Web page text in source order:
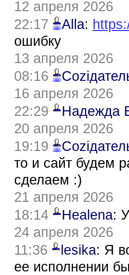
12 апреля 2026
22:17
Alla:
ошибку
13 апреля 2026
08:16
16 апреля 2026
22:29
Надежда
20 апреля 2026
19:19
то и сайт будем
сделаем :)
21 апреля 2026
18:14
Healena:
24 апреля 2026
11:36
lesika: Я
ее исполнении